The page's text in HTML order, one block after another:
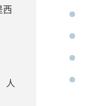
西
人
大学吗
硕士
吗
所）